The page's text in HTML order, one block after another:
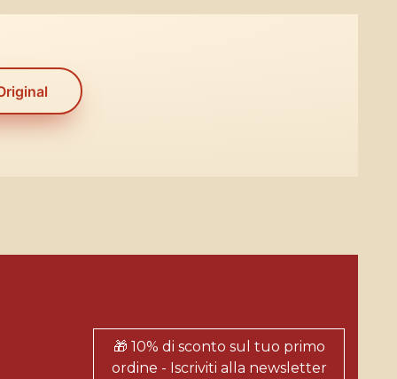
🎁 10% di sconto sul tuo primo
ordine - Iscriviti alla newsletter